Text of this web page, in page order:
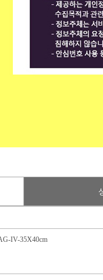
IV-35X40cm